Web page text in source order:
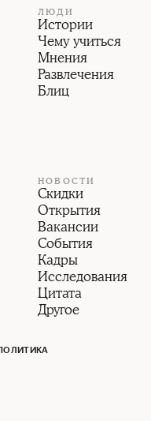
ЛЮДИ
Истории
Чему учиться
Мнения
Развлечения
Блиц
НОВОСТИ
Скидки
Открытия
Вакансии
События
Кадры
Исследования
Цитата
Другое